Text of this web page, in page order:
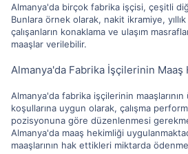
Almanya'da birçok fabrika işçisi, çeşitli
Bunlara örnek olarak, nakit ikramiye,
çalışanların konaklama ve ulaşım
maaşlar verilebilir.
Almanya'da Fabrika İşçilerinin Maaş
Almanya'da fabrika işçilerinin maaşlarının
koşullarına uygun olarak, çalışma
pozisyonuna göre düzenlenmesi
Almanya'da maaş hekimliği
maaşlarının hak ettikleri miktarda